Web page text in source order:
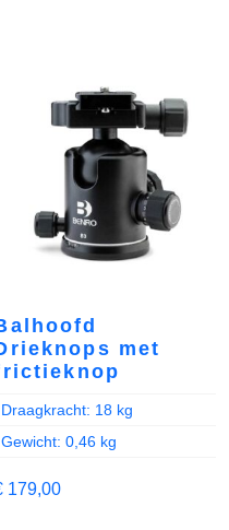
met
Draagkracht: 18 kg
Gewicht: 0,46 kg
179,00